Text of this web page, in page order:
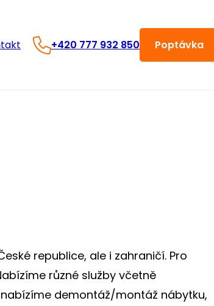
+420 777 932 850 Poptávka
republice, ale i zahraničí. Pro
různé služby včetně
demontáž/montáž nábytku,